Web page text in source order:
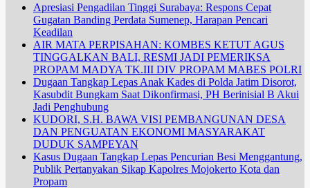
Apresiasi Pengadilan Tinggi Surabaya: Respons Cepat
Gugatan Banding Perdata Sumenep, Harapan Pencari
Keadilan
AIR MATA PERPISAHAN: KOMBES KETUT AGUS
TINGGALKAN BALI, RESMI JADI PEMERIKSA
PROPAM MADYA TK.III DIV PROPAM MABES POLRI
Dugaan Tangkap Lepas Anak Kades di Polda Jatim Disorot,
Kasubdit Bungkam Saat Dikonfirmasi, PH Berinisial B Akui
Jadi Penghubung
KUDORI, S.H. BAWA VISI PEMBANGUNAN DESA
DAN PENGUATAN EKONOMI MASYARAKAT
DUDUK SAMPEYAN
Kasus Dugaan Tangkap Lepas Pencurian Besi Menggantung,
Publik Pertanyakan Sikap Kapolres Mojokerto Kota dan
Propam